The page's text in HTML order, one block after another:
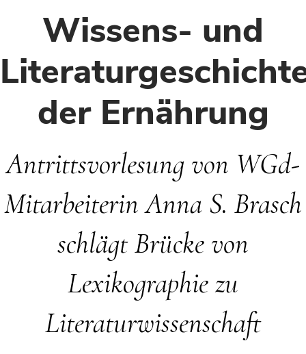
Wissens- und
der Ernährung
Antrittsvorlesung von WGd-
Mitarbeiterin Anna S. Brasch
schlägt Brücke von
Lexikographie zu
Literaturwissenschaft